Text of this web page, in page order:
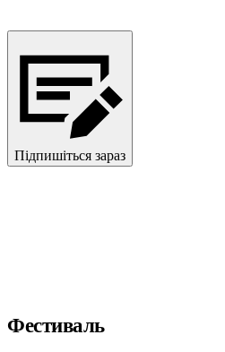
Підпишіться зараз
Фестиваль